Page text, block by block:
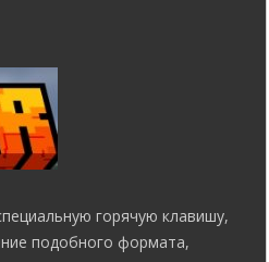
горячую клавишу,
подобного формата,